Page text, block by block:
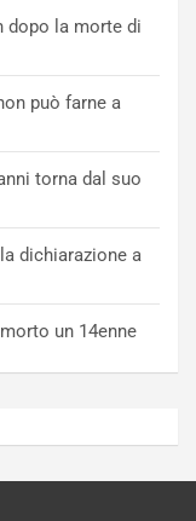
dopo la morte di
può farne a
torna dal suo
dichiarazione a
un 14enne